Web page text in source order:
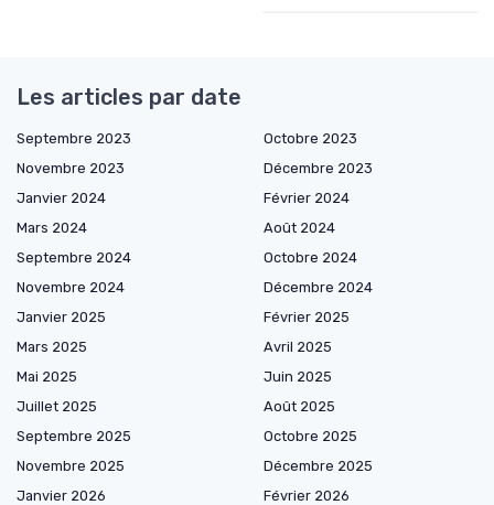
Les articles par date
Septembre 2023
Octobre 2023
Novembre 2023
Décembre 2023
Janvier 2024
Février 2024
Mars 2024
Août 2024
Septembre 2024
Octobre 2024
Novembre 2024
Décembre 2024
Janvier 2025
Février 2025
Mars 2025
Avril 2025
Mai 2025
Juin 2025
Juillet 2025
Août 2025
Septembre 2025
Octobre 2025
Novembre 2025
Décembre 2025
Janvier 2026
Février 2026